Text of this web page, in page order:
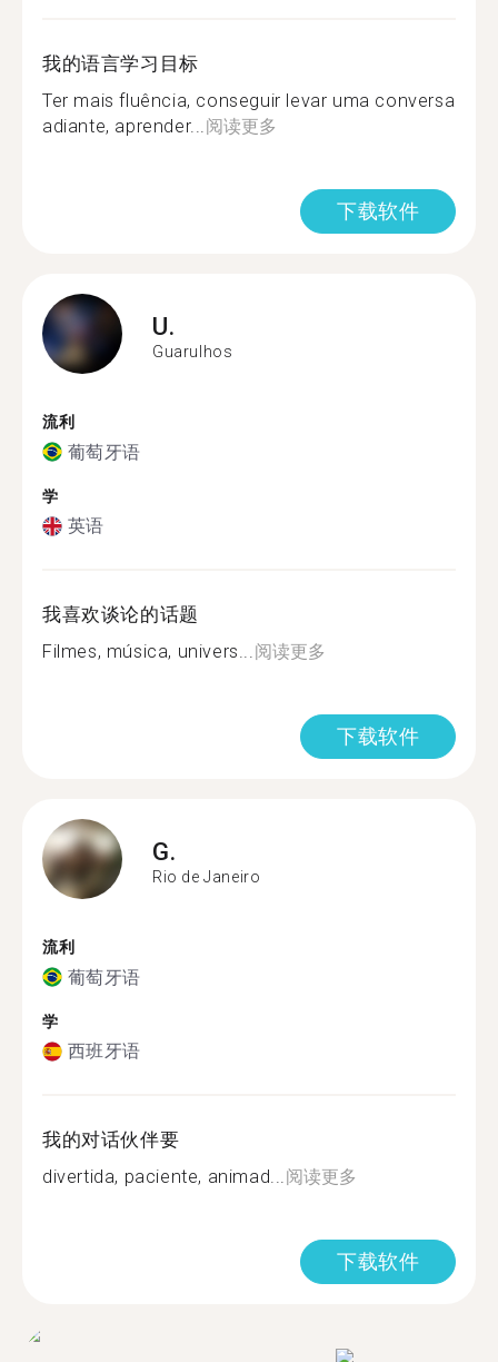
我的语言学习目标
Ter mais fluência, conseguir levar uma conversa
adiante, aprender...阅读更多
下载软件
U.
Guarulhos
流利
葡萄牙语
学
英语
我喜欢谈论的话题
Filmes, música, univers...阅读更多
下载软件
G.
Rio de Janeiro
流利
葡萄牙语
学
西班牙语
我的对话伙伴要
divertida, paciente, animad...阅读更多
下载软件